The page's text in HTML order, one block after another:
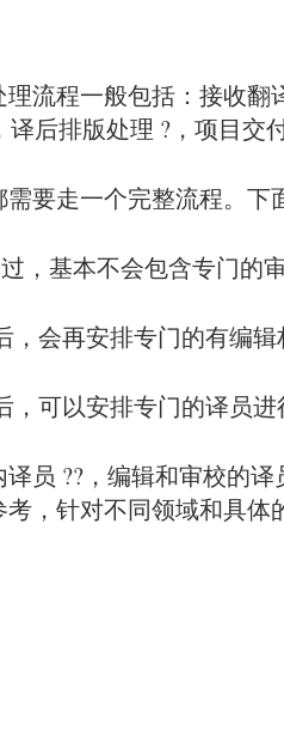
流程一般包括：接收翻
译后排版处理 ?，项目交付
要走一个完整流程。
，基本不会包含专门的
，会再安排专门的有编
，可以安排专门的译员
员 ??，编辑和审校的
，针对不同领域和具体